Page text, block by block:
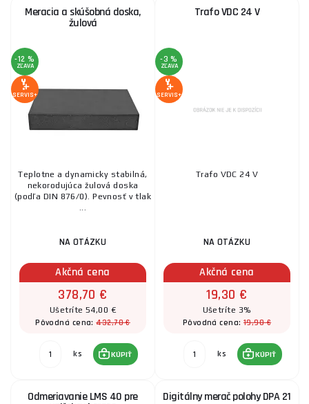
Meracia a skúšobná doska,
žulová
-12 %
ZĽAVA
SERVIS+
Teplotne a dynamicky stabilná,
nekorodujúca žulová doska
(podľa DIN 876/0). Pevnosť v tlak
...
NA OTÁZKU
Akčná cena
378,70 €
Ušetríte 54,00 €
Pôvodná cena:432,70 €
ks KÚPIŤ
Trafo VDC 24 V
-3 %
ZĽAVA
SERVIS+
Trafo VDC 24 V
NA OTÁZKU
Akčná cena
19,30 €
Ušetríte 3%
Pôvodná cena:19,90 €
ks KÚPIŤ
Odmeriavanie LMS 40 pre Digitálny merač polohy DPA 21